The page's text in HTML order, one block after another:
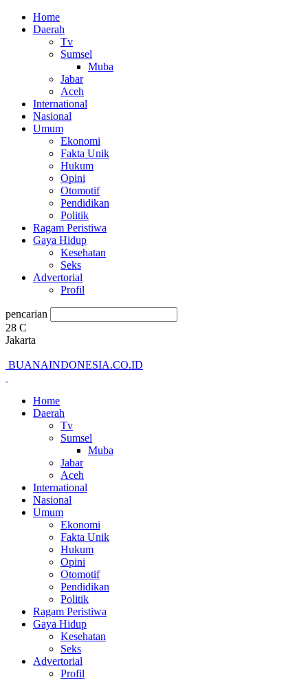
Home
Daerah
Tv
Sumsel
Muba
Jabar
Aceh
International
Nasional
Umum
Ekonomi
Fakta Unik
Hukum
Opini
Otomotif
Pendidikan
Politik
Ragam Peristiwa
Gaya Hidup
Kesehatan
Seks
Advertorial
Profil
pencarian
28 C
Jakarta
BUANAINDONESIA.CO.ID
Home
Daerah
Tv
Sumsel
Muba
Jabar
Aceh
International
Nasional
Umum
Ekonomi
Fakta Unik
Hukum
Opini
Otomotif
Pendidikan
Politik
Ragam Peristiwa
Gaya Hidup
Kesehatan
Seks
Advertorial
Profil